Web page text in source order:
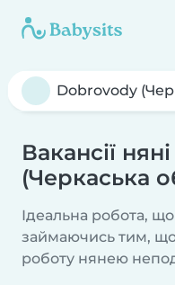
Вакансії
(Черкаська
Ідеальна робота,
займаючись тим,
роботу нянею